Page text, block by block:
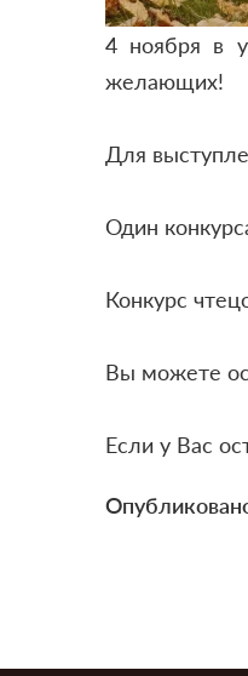
4 ноября в
желающих!
Для
Один
Конкурс
Вы можете
Если у Вас